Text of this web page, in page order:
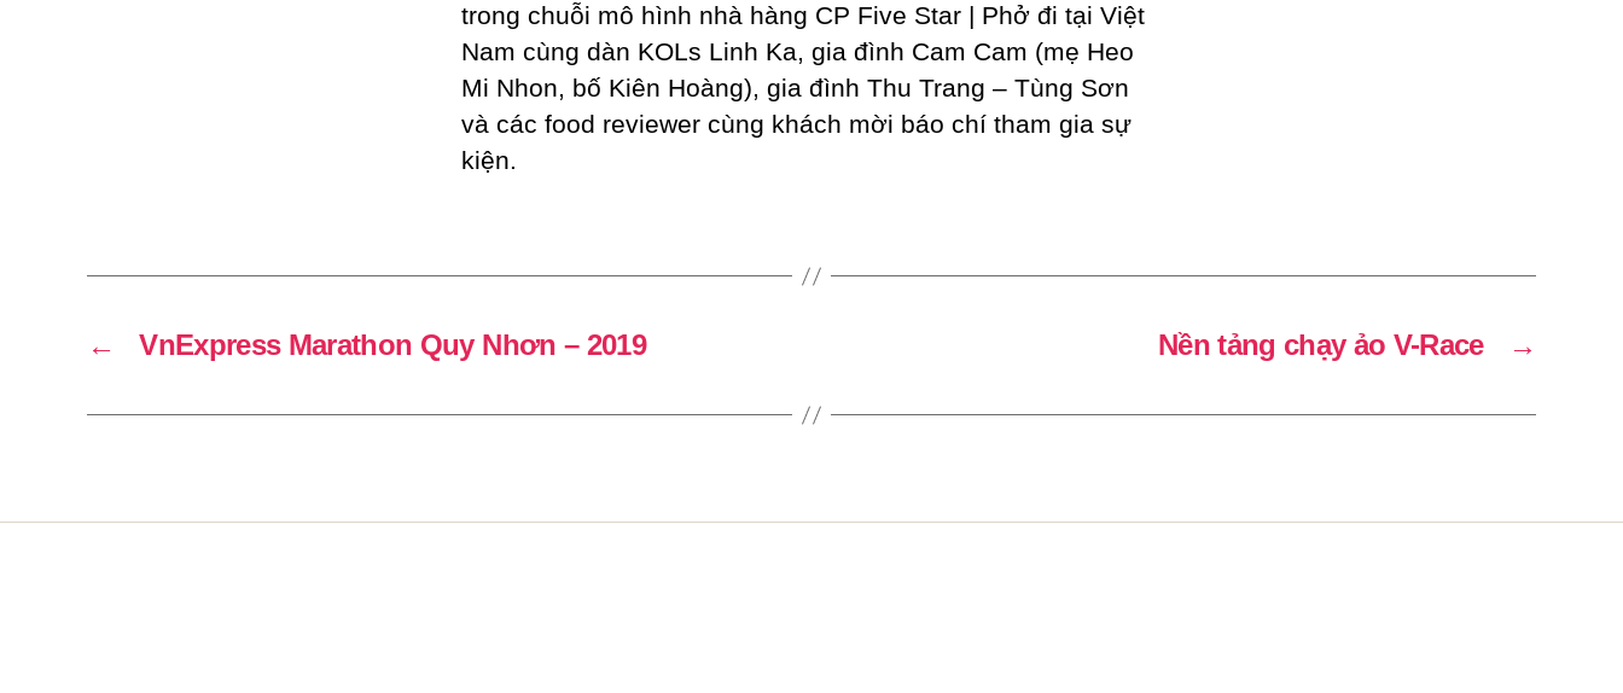
trong chuỗi mô hình nhà hàng CP Five Star | Phở đi tại Việt
Nam cùng dàn KOLs Linh Ka, gia đình Cam Cam (mẹ Heo
Mi Nhon, bố Kiên Hoàng), gia đình Thu Trang – Tùng Sơn
và các food reviewer cùng khách mời báo chí tham gia sự
kiện.
← VnExpress Marathon Quy Nhơn – 2019 →
Nền tảng chạy ảo V-Race